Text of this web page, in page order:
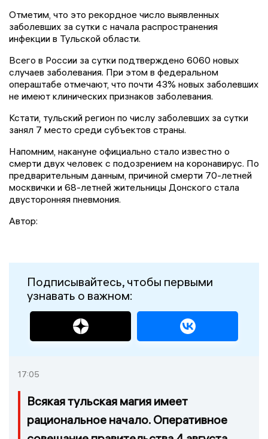
Отметим, что это рекордное число выявленных
заболевших за сутки с начала распространения
инфекции в Тульской области.
Всего в России за сутки подтверждено 6060 новых
случаев заболевания. При этом в федеральном
операштабе отмечают, что почти 43% новых заболевших
не имеют клинических признаков заболевания.
Кстати, тульский регион по числу заболевших за сутки
занял 7 место среди субъектов страны.
Напомним, накануне официально стало известно о
смерти двух человек с подозрением на коронавирус. По
предварительным данным, причиной смерти 70-летней
москвички и 68-летней жительницы Донского стала
двусторонняя пневмония.
Автор:
Подписывайтесь, чтобы первыми
узнавать о важном:
17:05
Всякая тульская магия имеет
рациональное начало. Оперативное